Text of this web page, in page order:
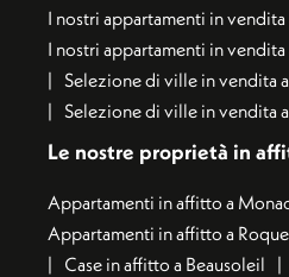
I nostri appartamenti in
I nostri appartamenti in
Selezione di ville in vendita
Selezione di ville in vendita
Le nostre proprietà in
Appartamenti in affitto a
Appartamenti in affitto a
Case in affitto a Beausoleil